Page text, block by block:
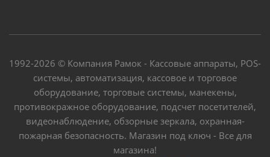
1992-2026 © Компания Рамок - Кассовые аппараты, POS-
системы, автоматизация, кассовое и торговое
оборудование, торговые системы, манекены,
противокражное оборудование, подсчет посетителей,
видеонаблюдение, обзорные зеркала, охранная-
пожарная безопасность. Магазин под ключ - Все для
магазина!